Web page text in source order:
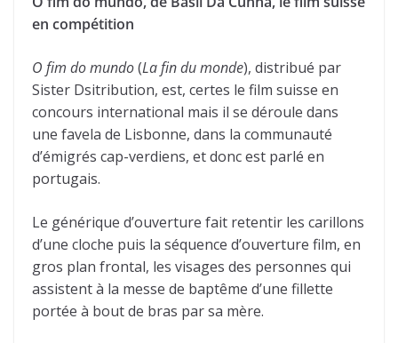
en compétition
O fim do mundo(La fin du monde), distribué par
Sister Dsitribution, est, certes le film suisse en
concours international mais il se déroule dans
une favela de Lisbonne, dans la communauté
d’émigrés cap-verdiens, et donc est parlé en
portugais.
Le générique d’ouverture fait retentir les carillons
d’une cloche puis la séquence d’ouverture film, en
gros plan frontal, les visages des personnes qui
assistent à la messe de baptême d’une fillette
portée à bout de bras par sa mère.